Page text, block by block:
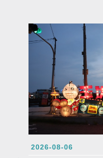
2026-08-06